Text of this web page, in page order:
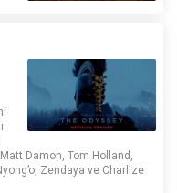
Damon, Tom Holland,
Zendaya ve Charlize